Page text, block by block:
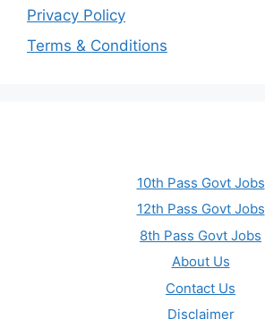
Privacy Policy
Terms & Conditions
10th Pass Govt Jobs
12th Pass Govt Jobs
8th Pass Govt Jobs
About Us
Contact Us
Disclaimer